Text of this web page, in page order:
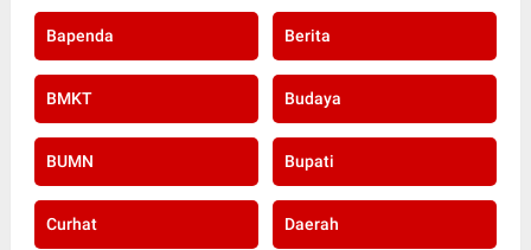
Bapenda Berita
BMKT Budaya
BUMN Bupati
Curhat Daerah